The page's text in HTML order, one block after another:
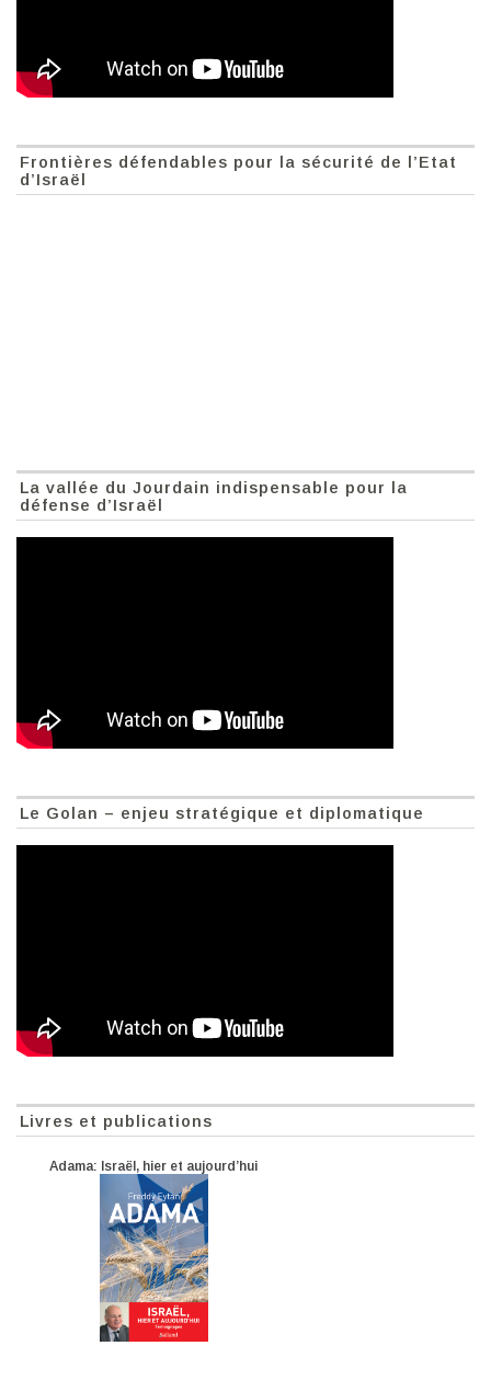
Frontières défendables pour la sécurité de l’Etat
d’Israël
La vallée du Jourdain indispensable pour la
défense d’Israël
Le Golan – enjeu stratégique et diplomatique
Livres et publications
Adama: Israël, hier et aujourd’hui